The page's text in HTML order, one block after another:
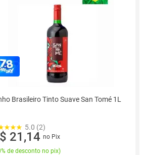
Brasileiro Tinto Suave San Tomé 1L
5.0 (2)
21,14 no Pix
de desconto no pix)